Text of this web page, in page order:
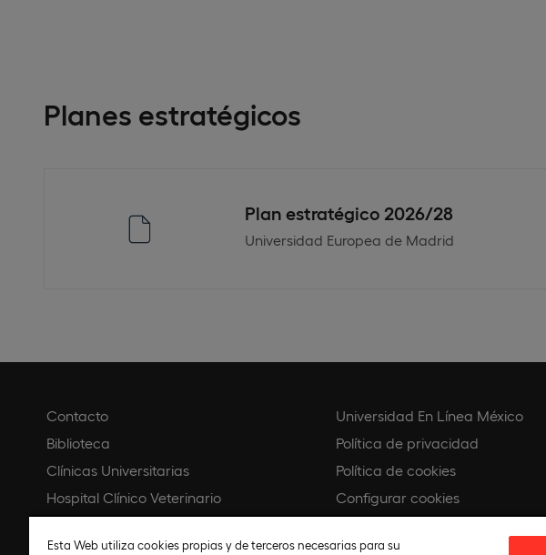
Planes estratégicos
Plan estratégico 2026/28
Universidad Europea de Madrid
Contacto
Biblioteca
Clínicas Universitarias
Hospital Clínico Veterinario
Universidad En Línea México
Política de privacidad
Política de cookies
Configurar cookies
Esta Web utiliza cookies propias y de terceros necesarias para su